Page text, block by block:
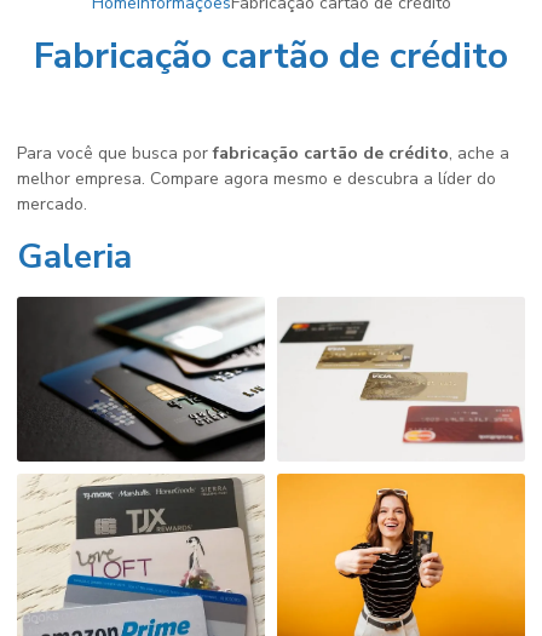
Fabricação cartão de crédito
Para você que busca porfabricação cartão de crédito, ache a
melhor empresa. Compare agora mesmo e descubra a líder do
mercado.
Galeria